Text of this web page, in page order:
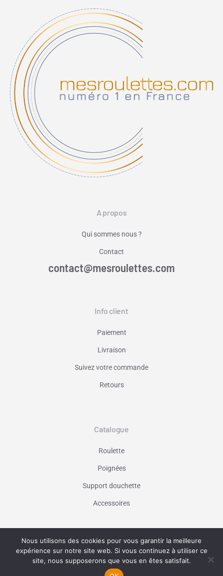
A propos
Qui sommes nous ?
Contact
contact@mesroulettes.com
Info client
Paiement
Livraison
Suivez votre commande
Retours
Catalogue
Roulette
Poignées
Support douchette
Accessoires
Vaniseo - votre agence web à Marseille -
En savoir plus
Nous utilisons des cookies pour vous garantir la meilleure
expérience sur notre site web. Si vous continuez à utiliser ce
site, nous supposerons que vous en êtes satisfait.